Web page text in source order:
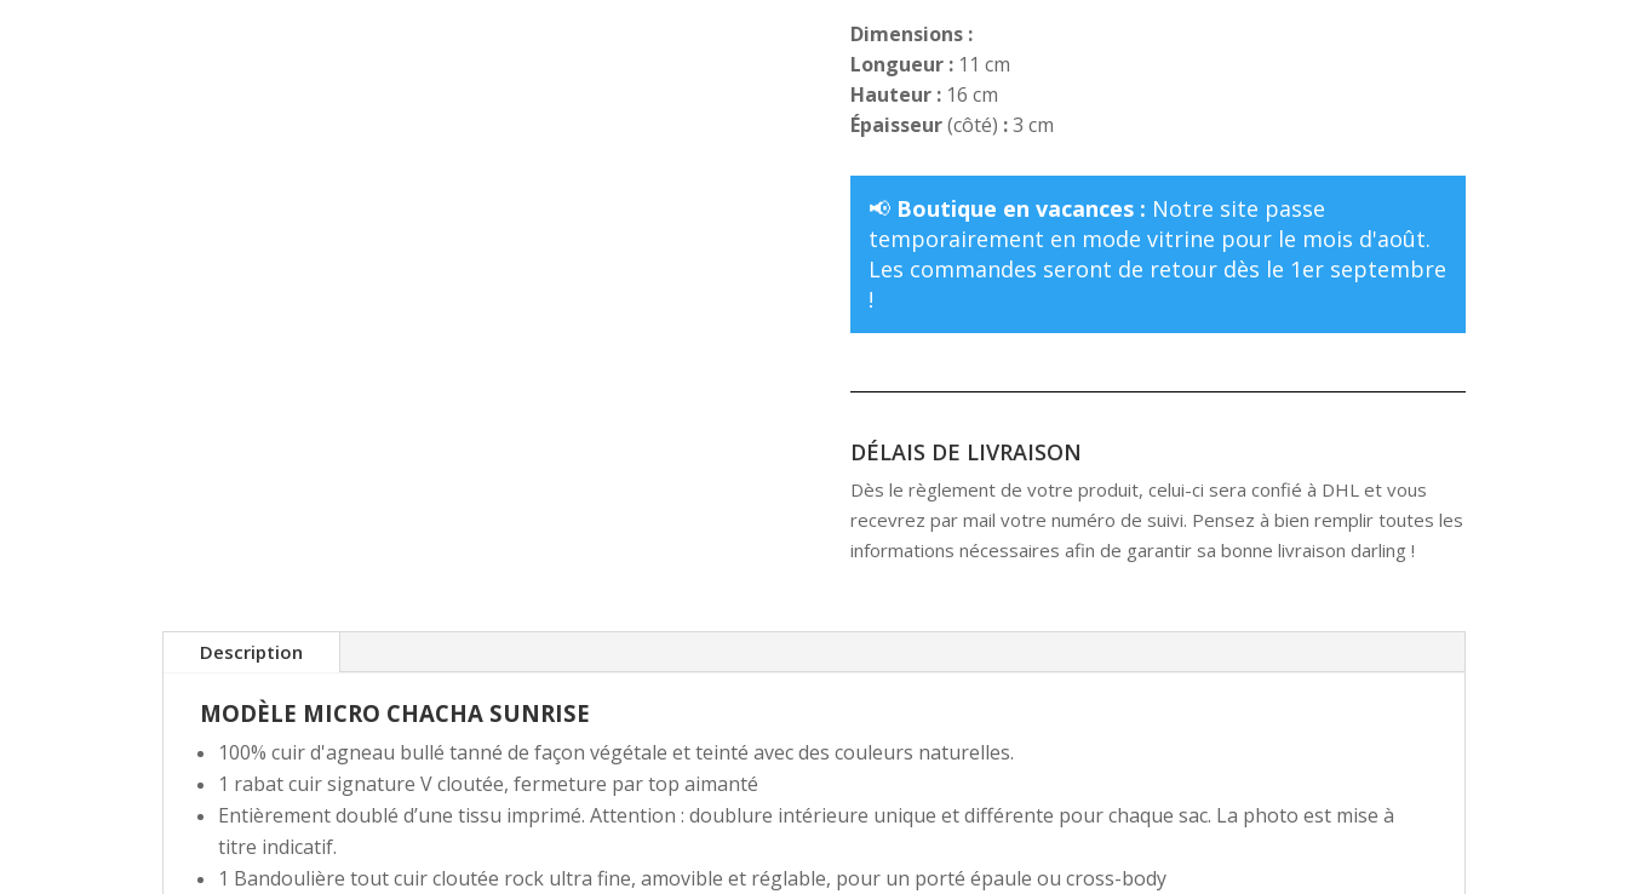
Dimensions :
Longueur :11 cm
Hauteur :16 cm
Épaisseur(côté) :3 cm
📢 Boutique en vacances : Notre site passe
temporairement en mode vitrine pour le mois d'août.
Les commandes seront de retour dès le 1er septembre
!
DÉLAIS DE LIVRAISON
Dès le règlement de votre produit, celui-ci sera confié à DHL et vous
recevrez par mail votre numéro de suivi. Pensez à bien remplir toutes les
informations nécessaires afin de garantir sa bonne livraison darling !
Description
MODÈLE MICRO CHACHA SUNRISE
100% cuir d'agneau bullé tanné de façon végétale et teinté avec des couleurs naturelles.
1 rabat cuir signature V cloutée, fermeture par top aimanté
Entièrement doublé d’une tissu imprimé. Attention : doublure intérieure unique et différente pour chaque sac. La photo est mise à
titre indicatif.
1 Bandoulière tout cuir cloutée rock ultra fine, amovible et réglable, pour un porté épaule ou cross-body